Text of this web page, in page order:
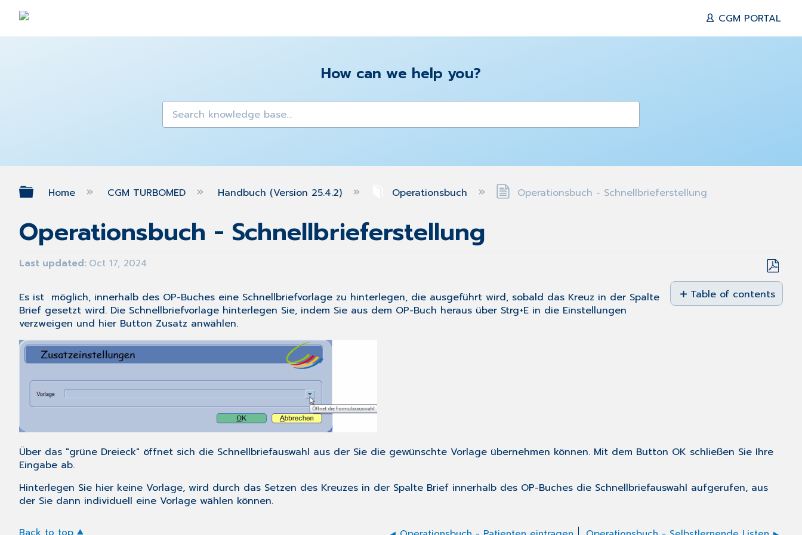
CGM PORTAL
How can we help you?
Expand/collapse global hierarchy
Home CGM TURBOMED Handbuch (Version 25.4.2) Operationsbuch Operationsbuch - Schnellbrieferstellung
Operationsbuch - Schnellbrieferstellung
Last updated Oct 17, 2024
Save
as
PDF
Table of contents
No
Es ist möglich, innerhalb des OP-Buches eine Schnellbriefvorlage zu hinterlegen, die ausgeführt wird, sobald das Kreuz in der Spalte
Brief gesetzt wird. Die Schnellbriefvorlage hinterlegen Sie, indem Sie aus dem OP-Buch heraus über Strg+E in die Einstellungen
verzweigen und hier Button Zusatz anwählen.
Über das "grüne Dreieck" öffnet sich die Schnellbriefauswahl aus der Sie die gewünschte Vorlage übernehmen können. Mit dem Button OK schließen Sie Ihre
Eingabe ab.
Hinterlegen Sie hier keine Vorlage, wird durch das Setzen des Kreuzes in der Spalte Brief innerhalb des OP-Buches die Schnellbriefauswahl aufgerufen, aus
der Sie dann individuell eine Vorlage wählen können.